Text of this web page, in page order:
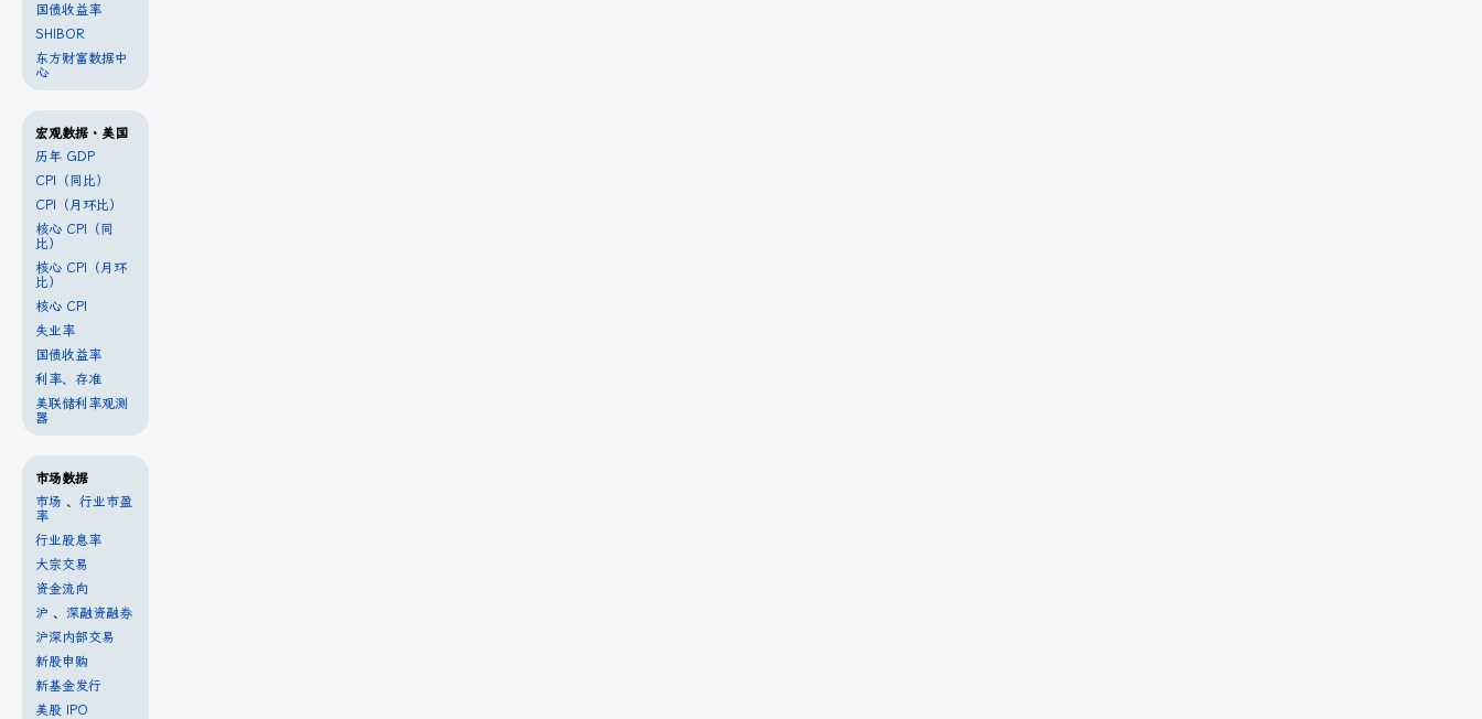
国债收益率
SHIBOR
东方财富数据中
心
宏观数据・美国
历年 GDP
CPI（同比）
CPI（月环比）
核心 CPI（同
比）
核心 CPI（月环
比）
核心 CPI
失业率
国债收益率
利率、存准
美联储利率观测
器
市场数据
市场 、 行业市盈
率
行业股息率
大宗交易
资金流向
沪 、 深融资融券
沪深内部交易
新股申购
新基金发行
美股 IPO